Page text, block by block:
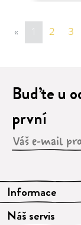
« sr.page.previous
1 2 3
Informace
Náš servis
Buďte u
první